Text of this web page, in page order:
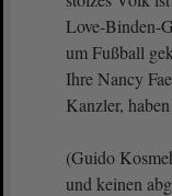
Love-Binden-
um Fußball
Ihre Nancy
Kanzler,
(Guido
und keinen